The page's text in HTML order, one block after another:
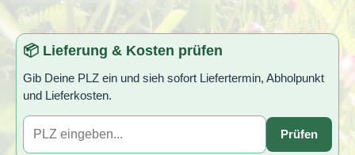
📦 Lieferung & Kosten prüfen
Gib Deine PLZ ein und sieh sofort Liefertermin, Abholpunkt
und Lieferkosten.
Prüfen